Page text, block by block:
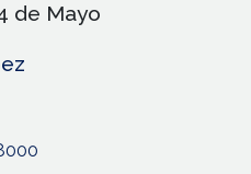
de Mayo